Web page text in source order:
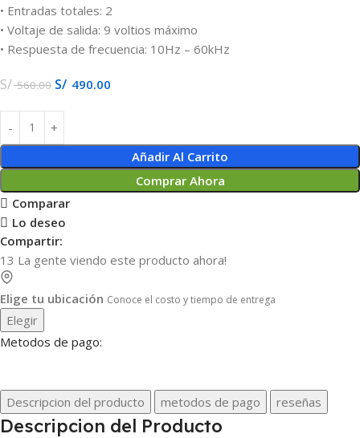
• Entradas totales: 2
• Voltaje de salida: 9 voltios máximo
• Respuesta de frecuencia: 10Hz – 60kHz
S/560.00 S/ 490.00
Añadir Al Carrito
Comprar Ahora
Comparar
Lo deseo
Compartir:
13 La gente viendo este producto ahora!
Elige tu ubicación Conoce el costo y tiempo de entrega
Elegir
Metodos de pago:
Descripcion del producto metodos de pago reseñas
Descripcion del Producto